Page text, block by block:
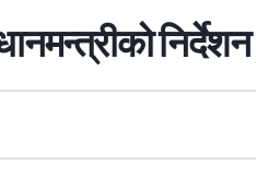
निर्देशन